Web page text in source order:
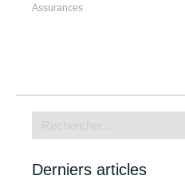
Assurances
Derniers articles